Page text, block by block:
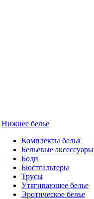
Нижнее белье
Комплекты белья
Бельевые аксессуары
Боди
Бюстгальтеры
Трусы
Утягивающее белье
Эротическое белье